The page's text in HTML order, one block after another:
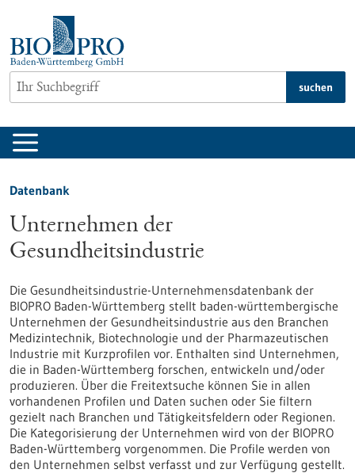
springen
suchen
Datenbank
Unternehmen der
Gesundheitsindustrie
Die Gesundheitsindustrie-Unternehmensdatenbank der
BIOPRO Baden-Württemberg stellt baden-württembergische
Unternehmen der Gesundheitsindustrie aus den Branchen
Medizintechnik, Biotechnologie und der Pharmazeutischen
Industrie mit Kurzprofilen vor. Enthalten sind Unternehmen,
die in Baden-Württemberg forschen, entwickeln und/oder
produzieren. Über die Freitextsuche können Sie in allen
vorhandenen Profilen und Daten suchen oder Sie filtern
gezielt nach Branchen und Tätigkeitsfeldern oder Regionen.
Die Kategorisierung der Unternehmen wird von der BIOPRO
Baden-Württemberg vorgenommen. Die Profile werden von
den Unternehmen selbst verfasst und zur Verfügung gestellt.